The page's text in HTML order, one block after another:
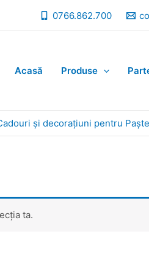
0766.862.700
Acasă Produse
și decorațiuni pentru Paște
ta.